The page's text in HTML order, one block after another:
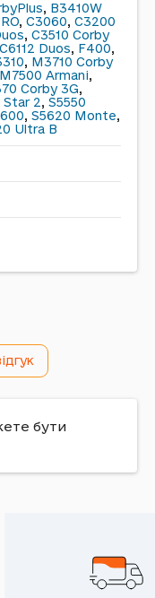
, B3410W
, C3060, C3200
, C3510 Corby
C6112 Duos, F400,
, M3710 Corby
M7500 Armani,
Corby 3G,
Star 2, S5550
, S5620 Monte,
Ultra B
бути